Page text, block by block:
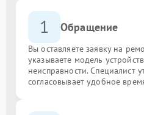
1 Обращение
Вы оставляете заявку на
указываете модель
неисправности. Специалист
согласовывает удобное